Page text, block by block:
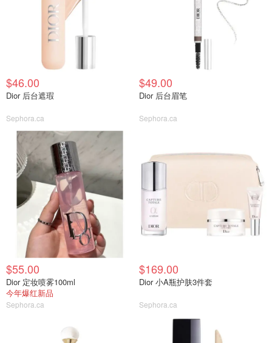
$46.00
Dior 后台遮瑕
Sephora.ca
$49.00
Dior 后台眉笔
Sephora.ca
$55.00
Dior 定妆喷雾100ml
今年爆红新品
Sephora.ca
$169.00
Dior 小A瓶护肤3件套
Sephora.ca